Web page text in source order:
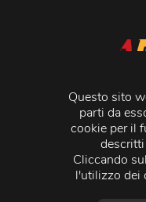
Questo sito
parti da
cookie per il
Cliccando
l'utilizzo dei
Via
C.C.I.A.A. -
Registro delle
Fiscale e Partita Iva
Credits:Crea